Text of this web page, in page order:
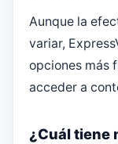
Aunque la
variar,
opciones más
acceder a
¿Cuál tiene